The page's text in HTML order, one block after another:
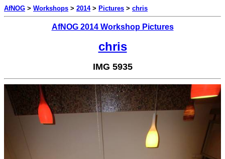
AfNOG > Workshops > 2014> Pictures > chris
AfNOG 2014 Workshop Pictures
chris
IMG 5935